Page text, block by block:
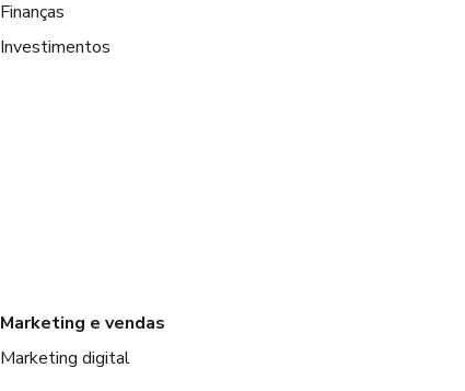
Finanças
Investimentos
Marketing e vendas
Marketing digital